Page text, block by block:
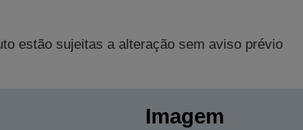
estão sujeitas a alteração sem aviso prévio
Imagem